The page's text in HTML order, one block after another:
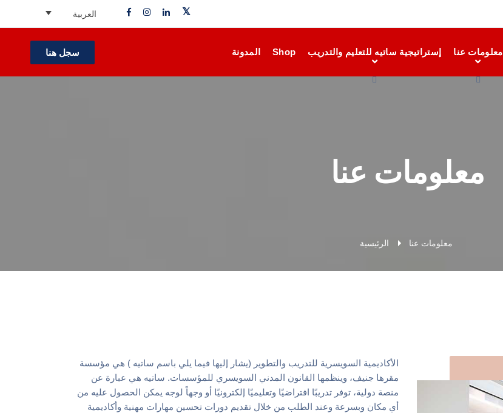
العربية
معلومات عنا إستراتيجية ساتيه للتعليم والتدريب Shop المدونة سجل هنا
معلومات عنا
الرئيسية معلومات عنا
الأكاديمية السويسرية للتدريب والتطوير (يشار إليها فيما يلي باسم ساتيه ) هي مؤسسة
مقرها جنيف، وينظمها القانون المدني السويسري للمؤسسات. ساتيه هي عبارة عن
منصة دولية، توفر تدريبًا افتراضيًا وتعليميًا إلكترونيًا أو وجهاً لوجه يمكن الحصول عليه من
أي مكان وبسرعة وعند الطلب من خلال تقديم دورات تحسين مهارات مهنية وأكاديمية